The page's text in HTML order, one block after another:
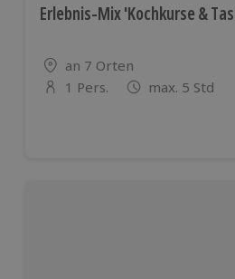
Erlebnis-Mix 'Kochkurse &
Standort
an 7 Orten
Anzahl der Teilnehmer
1 Pers. max. 5 Std